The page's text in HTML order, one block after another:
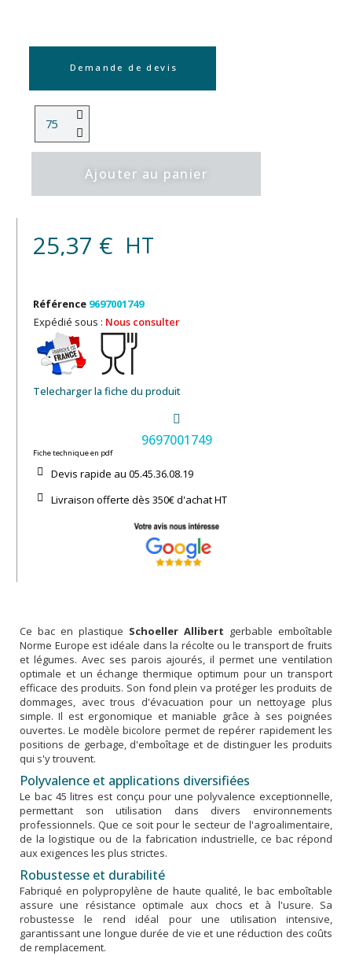
Demande de devis
Ajouter au panier
25,37 € HT
Référence 9697001749
Expédié sous : Nous consulter
Telecharger la fiche du produit
9697001749
Fiche technique en pdf
Devis rapide au 05.45.36.08.19​
Livraison offerte dès 350€ d'achat​ HT
Ce bac en plastique Schoeller Allibert gerbable emboîtable
Norme Europe est idéale dans la récolte ou le transport de fruits
et légumes. Avec ses parois ajourés, il permet une ventilation
optimale et un échange thermique optimum pour un transport
efficace des produits. Son fond plein va protéger les produits de
dommages, avec trous d'évacuation pour un nettoyage plus
simple. Il est ergonomique et maniable grâce à ses poignées
ouvertes. Le modèle bicolore permet de repérer rapidement les
positions de gerbage, d'emboîtage et de distinguer les produits
qui s'y trouvent.
Polyvalence et applications diversifiées
Le bac 45 litres est conçu pour une polyvalence exceptionnelle,
permettant son utilisation dans divers environnements
professionnels. Que ce soit pour le secteur de l'agroalimentaire,
de la logistique ou de la fabrication industrielle, ce bac répond
aux exigences les plus strictes.
Robustesse et durabilité
Fabriqué en polypropylène de haute qualité, le bac emboîtable
assure une résistance optimale aux chocs et à l'usure. Sa
robustesse le rend idéal pour une utilisation intensive,
garantissant une longue durée de vie et une réduction des coûts
de remplacement.